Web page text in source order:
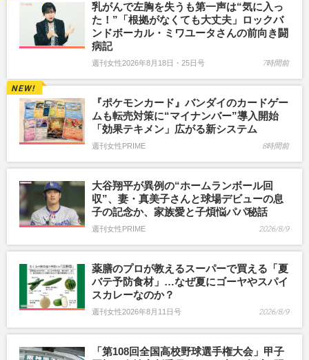
乳がんで左胸を失うも第一声は“気に入っ
た！”「根拠がなくても大丈夫」ロックバ
ンドボーカル・ミワユータさんの前向き闘
病記
週刊女性2026年8月18日・25日号 7時間前
『ポケモンカード』バンダイのカードゲー
ムも転売対策に“マイナンバー”導入開始
「効果テキメン」広がる新システム
週刊女性PRIME 8時間前
大谷翔平が異例の“ホームランボール回
収”、妻・真美子さんと球場デビューの息
子の記念か、家族愛と子煩悩パパ秘話
週刊女性PRIME 2026/8/9
薬膳のプロが教えるスーパーで買える「夏
バテ予防食材」…なぜ夏にゴーヤやスパイ
スカレーなのか？
週刊女性2026年8月11日号 2026/8/9
「第108回全国高校野球選手権大会」甲子